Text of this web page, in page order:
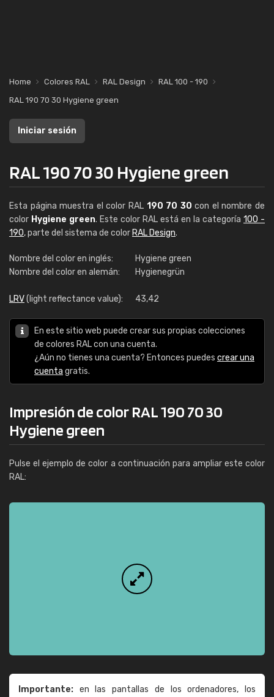
Home Colores RAL RAL Design
RAL 100 - 190
RAL 190 70 30 Hygiene green
Iniciar sesión
RAL 190 70 30 Hygiene green
Esta página muestra el color RAL 190 70 30 con el nombre de
color Hygiene green. Este color RAL está en la categoría 100 -
190, parte del sistema de color RAL Design.
Nombre del color en inglés:
Hygiene green
Nombre del color en alemán:
Hygienegrün
LRV(light reflectance value): 43,42
En este sitio web puede crear sus propias colecciones
de colores RAL con una cuenta.
¿Aún no tienes una cuenta? Entonces puedes crear una
cuenta gratis.
Impresión de color RAL 190 70 30
Hygiene green
Pulse el ejemplo de color a continuación para ampliar este color
RAL:
Importante: en las pantallas de los ordenadores, los